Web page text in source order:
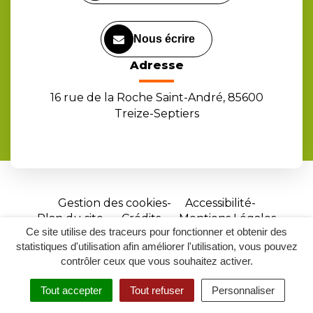
Ce site utilise des traceurs pour fonctionner et obtenir des
statistiques d'utilisation afin améliorer l'utilisation, vous pouvez
contrôler ceux que vous souhaitez activer.
Tout accepter Tout refuser Personnaliser
RECHERCHER
ACCESSIBILITÉ
Nous écrire
Adresse
16 rue de la Roche Saint-André, 85600
Treize-Septiers
Gestion des cookies
Accessibilité
Plan du site
Crédits
Mentions Légales
Site
réalisé
par
Inovagora